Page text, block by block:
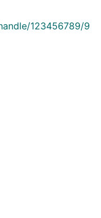
123456789/9